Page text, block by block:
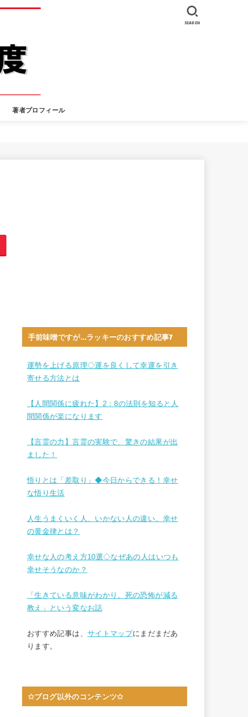
著者プロフィール
SEARCH
手前味噌ですが…ラッキーのおすすめ記事7
運勢を上げる原理◇運を良くして幸運を引き
寄せる方法とは
【人間関係に疲れた】2：8の法則を知ると人
間関係が楽になります
【言霊の力】言霊の実験で、驚きの結果が出
ました！
悟りとは「差取り」◆今日からできる！幸せ
な悟り生活
人生うまくいく人、いかない人の違い。幸せ
の黄金律とは？
幸せな人の考え方10選◇なぜあの人はいつも
幸せそうなのか？
「生きている意味がわかり、死の恐怖が減る
教え」という変なお話
おすすめ記事は、 サイトマップにまだまだあ
ります。
✩ブログ以外のコンテンツ✩